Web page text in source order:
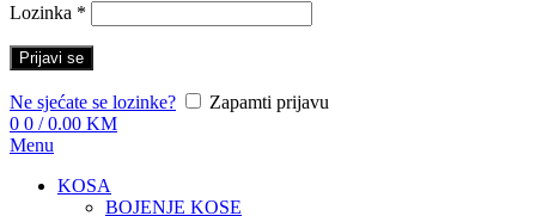
Lozinka *
Prijavi se
Ne sjećate se lozinke?
Zapamti prijavu
0 0 / 0.00 KM
Menu
KOSA
BOJENJE KOSE